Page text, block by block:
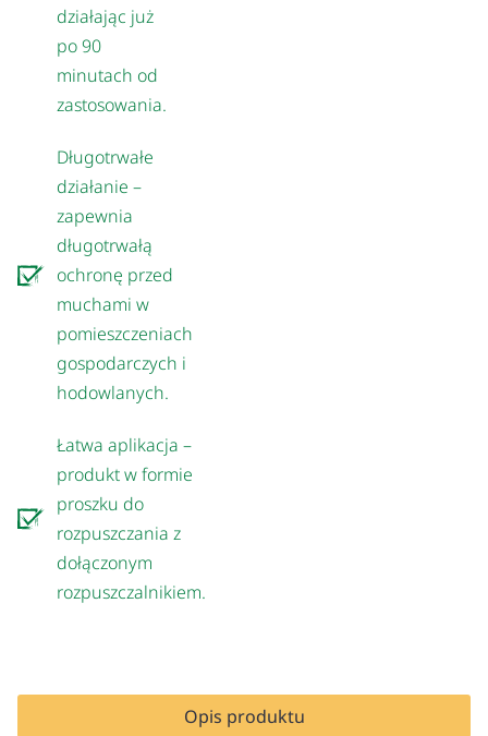
działając już
po 90
minutach od
zastosowania.
Długotrwałe
działanie –
zapewnia
długotrwałą
ochronę przed
muchami w
pomieszczeniach
gospodarczych i
hodowlanych.
Łatwa aplikacja –
produkt w formie
proszku do
rozpuszczania z
dołączonym
rozpuszczalnikiem.
Opis produktu